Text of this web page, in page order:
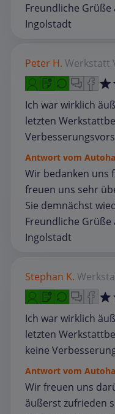
Freundliche
Ingolstadt
Peter H. Werkstatt
Ich war wirklich
letzten
Antwort vom
Wir bedanken uns
freuen uns sehr
Sie demnächst
Freundliche
Ingolstadt
Stephan K.
Ich war wirklich
letzten
keine
Antwort vom
Wir freuen uns
äußerst zufrieden